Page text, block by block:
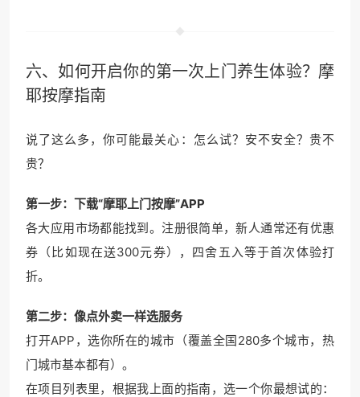
六、如何开启你的第一次 上门养生体验？摩
耶按摩指南
说了这么多，你可能最关心：怎么试？安不安全？贵不
贵？
第一步：下载“摩耶上门按摩”APP
各大应用市场都能找到。注册很简单，新人通常还有优惠
券（比如现在送300元券），四舍五入等于首次体验打
折。
第二步：像点外卖一样选服务
打开APP，选你所在的城市（覆盖全国280多个城市，热
门城市基本都有）。
在项目列表里，根据我上面的指南，选一个你最想试的：